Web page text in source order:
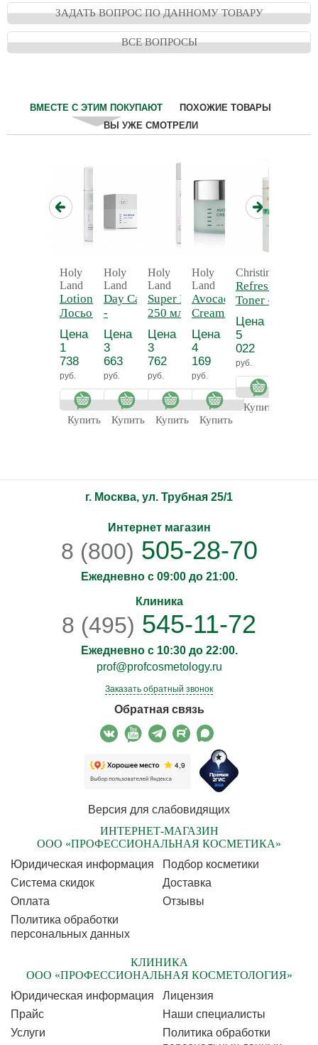
ЗАДАТЬ ВОПРОС ПО ДАННОМУ ТОВАРУ
ВСЕ ВОПРОСЫ
ВМЕСТЕ С ЭТИМ ПОКУПАЮТ
ПОХОЖИЕ ТОВАРЫ
ВЫ УЖЕ СМОТРЕЛИ
Holy
Land
Lotion -
Лосьон-
тоник с
азуленом
Цена
1
738
руб.
Купить
Holy
Land
Day Care
-
Дневной
защитный
крем
Цена
3
663
руб.
Купить
Holy
Land
Super Lotion
250 мл -
Лосьон для
растворения
комедонов
Цена
3
762
руб.
Купить
Holy
Land
Avocado
Cream -
Крем с
авокадо
Цена
4
169
руб.
Купить
Christina
Refreshing
Toner -
Освежающий
тоник
Цена
5
022
руб.
Купить
г. Москва, ул. Трубная 25/1
Интернет магазин
8 (800) 505-28-70
Ежедневно с 09:00 до 21:00.
Клиника
8 (495) 545-11-72
Ежедневно с 10:30 до 22:00.
prof@profcosmetology.ru
Заказать обратный звонок
Обратная связь
Версия для слабовидящих
ИНТЕРНЕТ-МАГАЗИН
ООО «ПРОФЕССИОНАЛЬНАЯ КОСМЕТИКА»
Юридическая информация
Подбор косметики
Cистема скидок
Доставка
Оплата
Отзывы
Политика обработки
персональных данных
КЛИНИКА
ООО «ПРОФЕССИОНАЛЬНАЯ КОСМЕТОЛОГИЯ»
Юридическая информация
Лицензия
Прайс
Наши специалисты
Услуги
Политика обработки